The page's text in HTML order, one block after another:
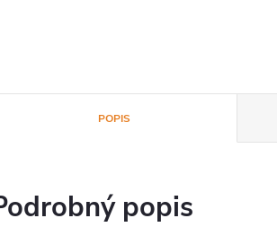
POPIS
popis